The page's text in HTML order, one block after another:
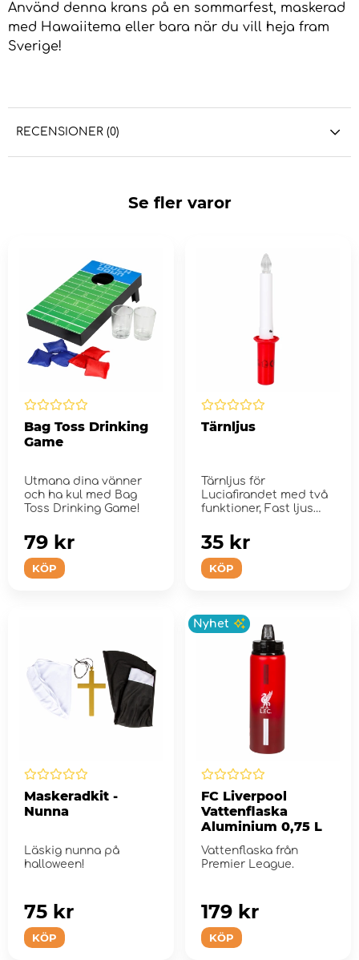
Använd denna krans på en sommarfest, maskerad
med Hawaiitema eller bara när du vill heja fram
Sverige!
RECENSIONER (0)
Se fler varor
Bag Toss Drinking
Game
Utmana dina vänner
och ha kul med Bag
Toss Drinking Game!
KÖP
79 kr
Tärnljus
Tärnljus för
Luciafirandet med två
funktioner, Fast ljus
KÖP
35 kr
Maskeradkit -
Nunna
Läskig nunna på
halloween!
KÖP
75 kr
Nyhet
FC Liverpool
Vattenflaska
Aluminium 0,75 L
Vattenflaska från
Premier League.
KÖP
179 kr